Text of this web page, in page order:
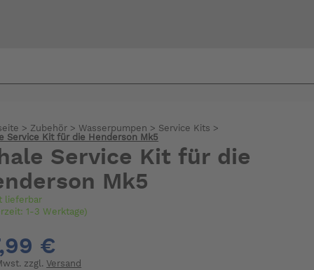
> Zubehör > Wasserpumpen > Service Kits >
Service Kit für die Henderson Mk5
Service Kit für die
Mk5
lieferbar
1-3 Werktage)
€
zzgl.Versand